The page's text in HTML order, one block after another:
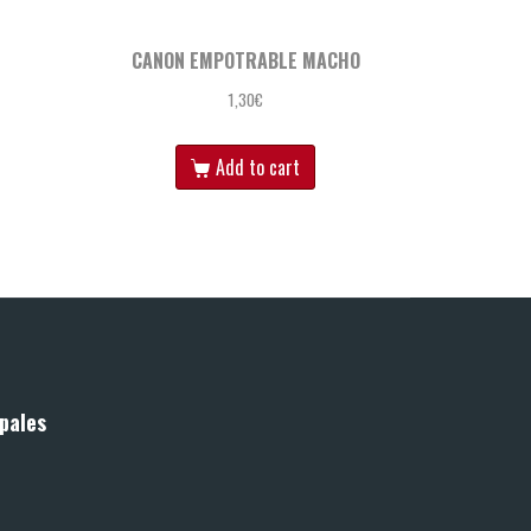
CANON EMPOTRABLE MACHO
1,30€
Add to cart